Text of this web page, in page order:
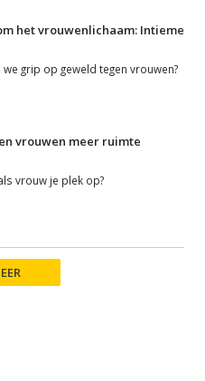
het vrouwenlichaam: Intieme
we grip op geweld tegen vrouwen?
vrouwen meer ruimte
vrouw je plek op?